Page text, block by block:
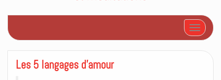
Afficher/
Les 5 langages d’amour